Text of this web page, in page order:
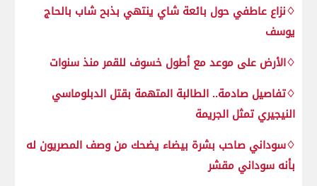
♢نزاع عاطفي حول بائعة شاي ينتهي بذبح شاب بالحاج
يوسف
♢الأرض على موعد مع أطول خسوف للقمر منذ سنوات
♢تفاصيل صادمة.. الطالبة المتهمة بقتل الدبلوماسي
النيجيري تمثل الجريمة
♢سوداني صاحب بشرة بيضاء يضحك من وصف المصريون له
بأنه سوداني مقشر